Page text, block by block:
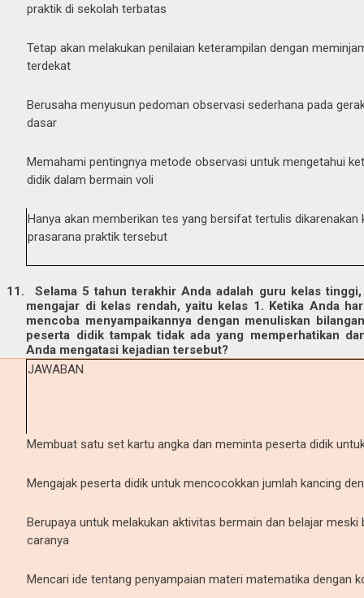
praktik di sekolah terbatas
Tetap akan melakukan penilaian keterampilan dengan
terdekat
Berusaha menyusun pedoman observasi sederhana pada
dasar
Memahami pentingnya metode observasi untuk mengetahui
didik dalam bermain voli
Hanya akan memberikan tes yang bersifat tertulis
prasarana praktik tersebut
11.
Selama 5 tahun terakhir Anda adalah guru kelas
mengajar di kelas rendah, yaitu kelas 1. Ketika Anda
mencoba menyampaikannya dengan menuliskan
peserta didik tampak tidak ada yang memperhatikan
Anda mengatasi kejadian tersebut?
JAWABAN
Membuat satu set kartu angka dan meminta peserta didik
Mengajak peserta didik untuk mencocokkan jumlah kancing
Berupaya untuk melakukan aktivitas bermain dan belajar meski
caranya
Mencari ide tentang penyampaian materi matematika dengan